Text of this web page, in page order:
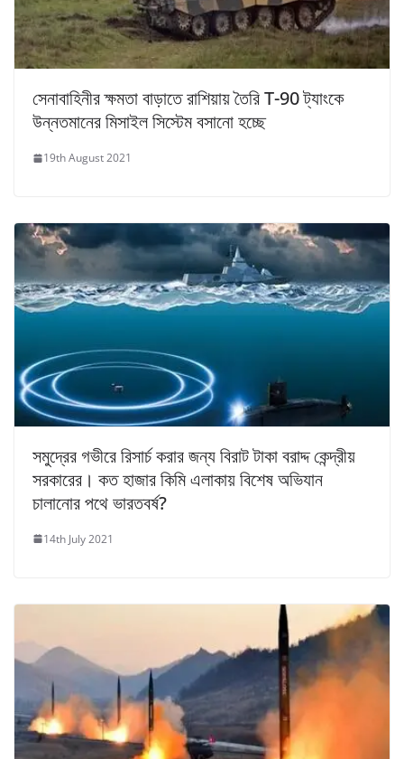
সেনাবাহিনীর ক্ষমতা বাড়াতে রাশিয়ায় তৈরি T-90 ট্যাংকে
উন্নতমানের মিসাইল সিস্টেম বসানো হচ্ছে
19th August 2021
সমুদ্রের গভীরে রিসার্চ করার জন্য বিরাট টাকা বরাদ্দ কেন্দ্রীয়
সরকারের। কত হাজার কিমি এলাকায় বিশেষ অভিযান
চালানোর পথে ভারতবর্ষ?
14th July 2021